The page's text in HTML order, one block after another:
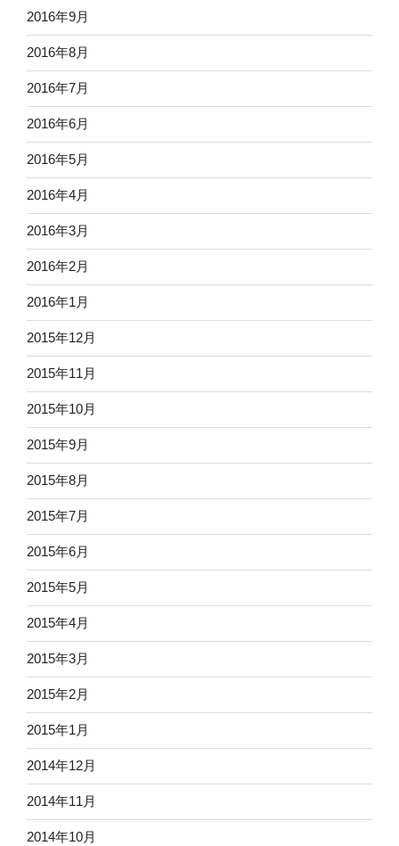
2016年9月
2016年8月
2016年7月
2016年6月
2016年5月
2016年4月
2016年3月
2016年2月
2016年1月
2015年12月
2015年11月
2015年10月
2015年9月
2015年8月
2015年7月
2015年6月
2015年5月
2015年4月
2015年3月
2015年2月
2015年1月
2014年12月
2014年11月
2014年10月